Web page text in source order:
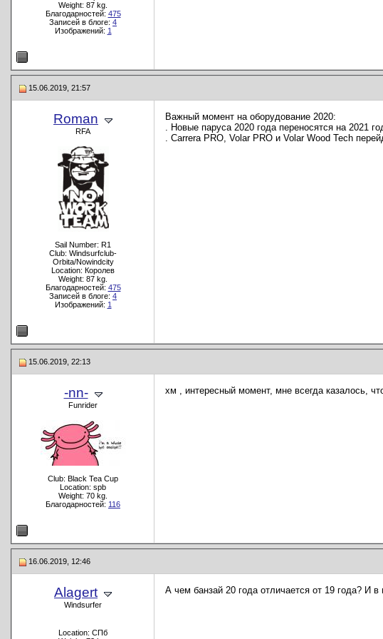
Weight: 87 kg.
Благодарностей: 475
Записей в блоге: 4
Изображений: 1
15.06.2019, 21:57
Roman
RFA
Sail Number: R1
Club: Windsurfclub-
Orbita/Nowindcity
Location: Королев
Weight: 87 kg.
Благодарностей: 475
Записей в блоге: 4
Изображений: 1
Важный момент на оборудование 2020:
. Новые паруса 2020 года переносятся на 2021
. Carrera PRO, Volar PRO и Volar Wood Tech
15.06.2019, 22:13
-nn-
Funrider
Club: Black Tea Cup
Location: spb
Weight: 70 kg.
Благодарностей: 116
хм , интересный момент, мне всегда казалось,
16.06.2019, 12:46
Alagert
Windsurfer
Location: СПб
А чем банзай 20 года отличается от 19 года? И в